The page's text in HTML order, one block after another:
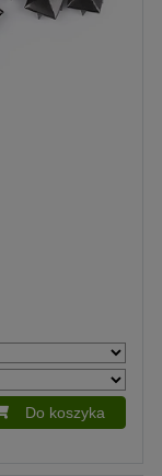
Do koszyka